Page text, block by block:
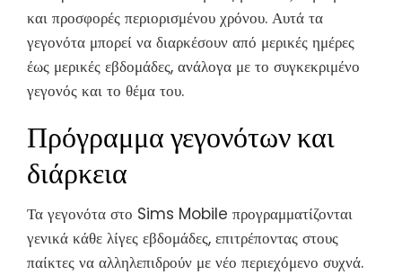
και προσφορές περιορισμένου χρόνου. Αυτά τα
γεγονότα μπορεί να διαρκέσουν από μερικές ημέρες
έως μερικές εβδομάδες, ανάλογα με το συγκεκριμένο
γεγονός και το θέμα του.
Πρόγραμμα γεγονότων και
διάρκεια
Τα γεγονότα στο Sims Mobile προγραμματίζονται
γενικά κάθε λίγες εβδομάδες, επιτρέποντας στους
παίκτες να αλληλεπιδρούν με νέο περιεχόμενο συχνά.